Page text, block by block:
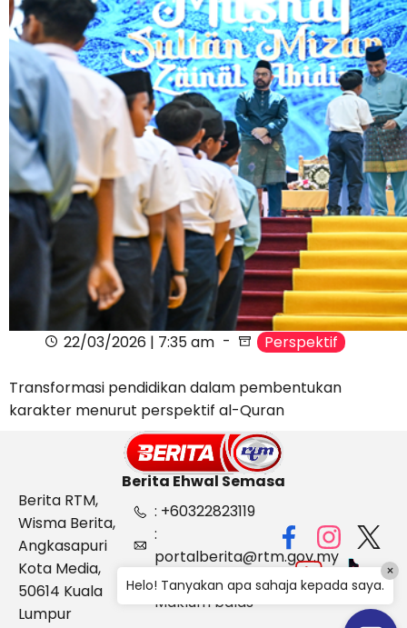
22/03/2026 | 7:35 am Perspektif
Transformasi pendidikan dalam pembentukan
karakter menurut perspektif al-Quran
Berita Ehwal Semasa
Berita RTM,
Wisma Berita,
Angkasapuri
Kota Media,
50614 Kuala
Lumpur
: +60322823119
:
portalberita@rtm.gov.my
: Aduan &
Maklum balas
Helo! Tanyakan apa sahaja kepada saya.
×